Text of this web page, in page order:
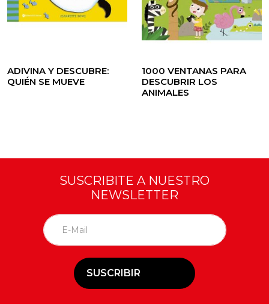
ADIVINA Y DESCUBRE:
QUIÉN SE MUEVE
1000 VENTANAS PARA
DESCUBRIR LOS
ANIMALES
SUSCRIBITE A NUESTRO
NEWSLETTER
SUSCRIBIR